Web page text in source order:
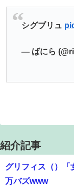
シグブリュ
— ばにら
紹介記事
グリフィス（）
万バズwww